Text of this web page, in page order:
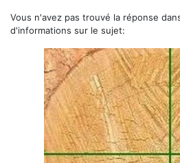
Vous n'avez pas trouvé la réponse
d'informations sur le sujet: